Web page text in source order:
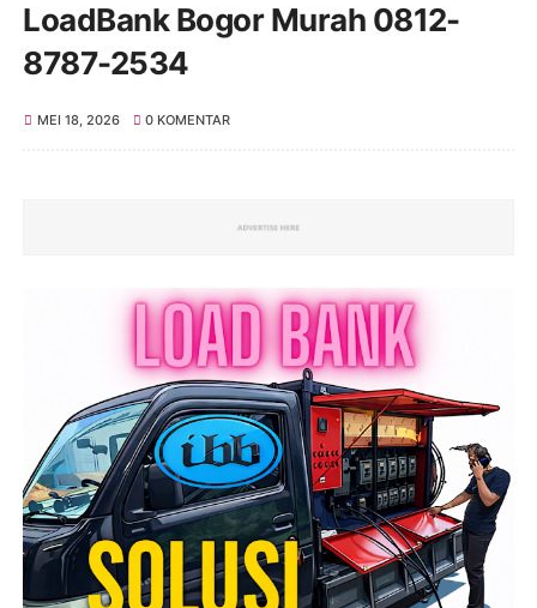
LoadBank Bogor Murah 0812-
8787-2534
MEI 18, 2026 0 KOMENTAR